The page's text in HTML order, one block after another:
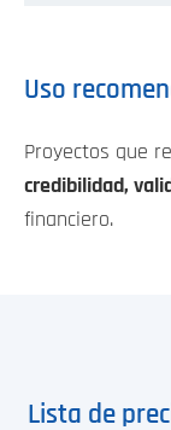
Uso
Proyectos que
credibilidad,
financiero.
Lista de